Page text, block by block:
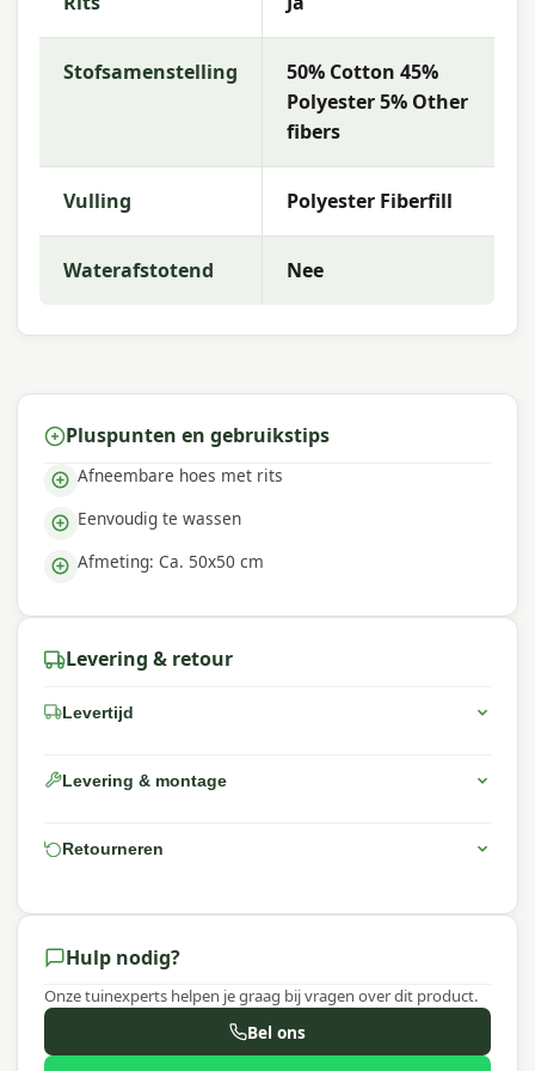
keuze die het beste past bij jouw terras en
kies je voor hoogwaardige
tuinkussens met uitstekende kleurechtheid en
comfort. De collectie kenmerkt zich door trendy
buitenruimte.
Stofsamenstelling
50% Cotton 45%
Polyester 5% Other
fibers
Vulling Polyester Fiberfill
Waterafstotend Nee
Pluspunten en gebruikstips
Afneembare hoes met rits
Eenvoudig te wassen
Afmeting: Ca. 50x50 cm
Levering & retour
Levertijd
Levering & montage
Retourneren
Hulp nodig?
Onze tuinexperts helpen je graag bij vragen over dit product.
Bel ons